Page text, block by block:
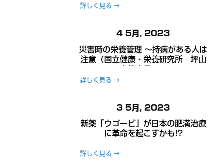
詳しく見る
災害時の栄養管理 ～持病がある人は
注意（国立健康・栄養研究所 坪山
4 5月, 2023
詳しく見る
新薬「ウゴービ」が日本の肥満治療
に革命を起こすかも!?
3 5月, 2023
詳しく見る